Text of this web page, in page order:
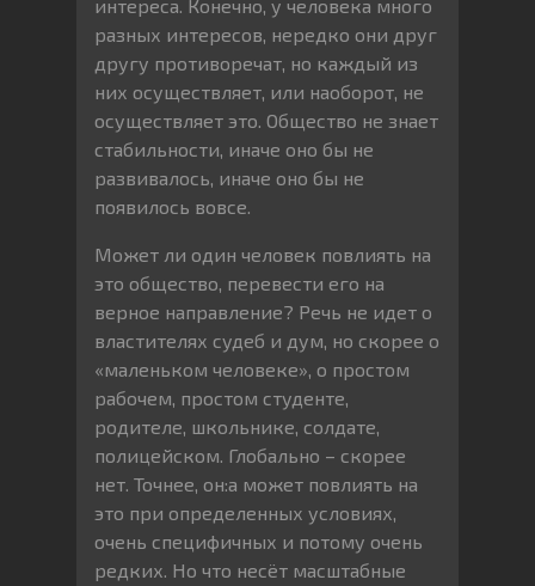
интереса. Конечно, у человека много
разных интересов, нередко они друг
другу противоречат, но каждый из
них осуществляет, или наоборот, не
осуществляет это. Общество не знает
стабильности, иначе оно бы не
развивалось, иначе оно бы не
появилось вовсе.
Может ли один человек повлиять на
это общество, перевести его на
верное направление? Речь не идет о
властителях судеб и дум, но скорее о
«маленьком человеке», о простом
рабочем, простом студенте,
родителе, школьнике, солдате,
полицейском. Глобально – скорее
нет. Точнее, он:а может повлиять на
это при определенных условиях,
очень специфичных и потому очень
редких. Но что несёт масштабные